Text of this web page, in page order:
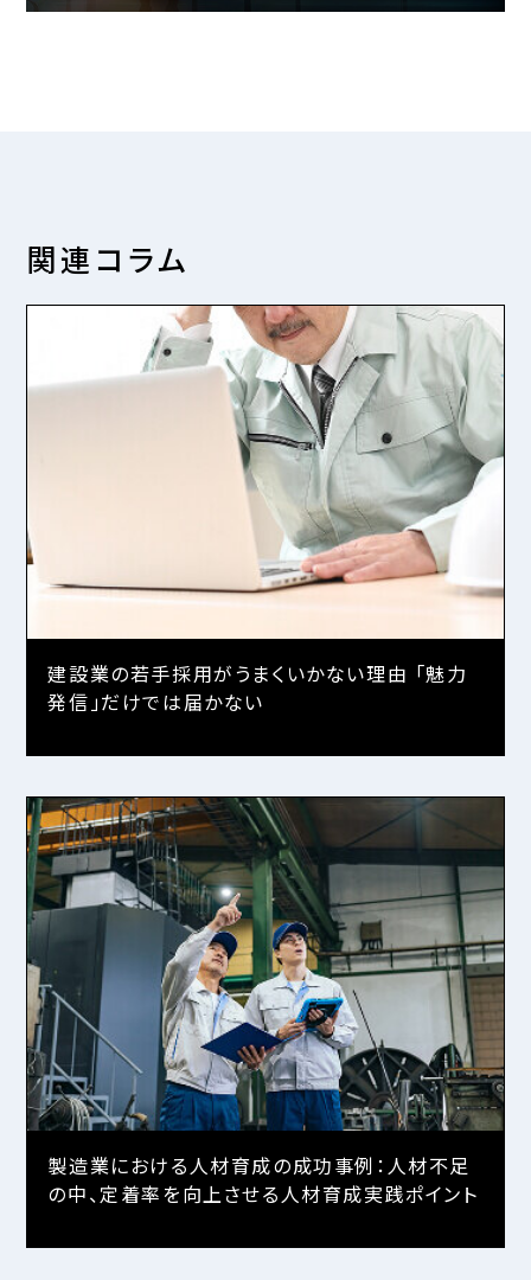
関連コラム
建設業の若手採用がうまくいかない理由 「魅力
発信」だけでは届かない
製造業における人材育成の成功事例：人材不足
の中、定着率を向上させる人材育成実践ポイント